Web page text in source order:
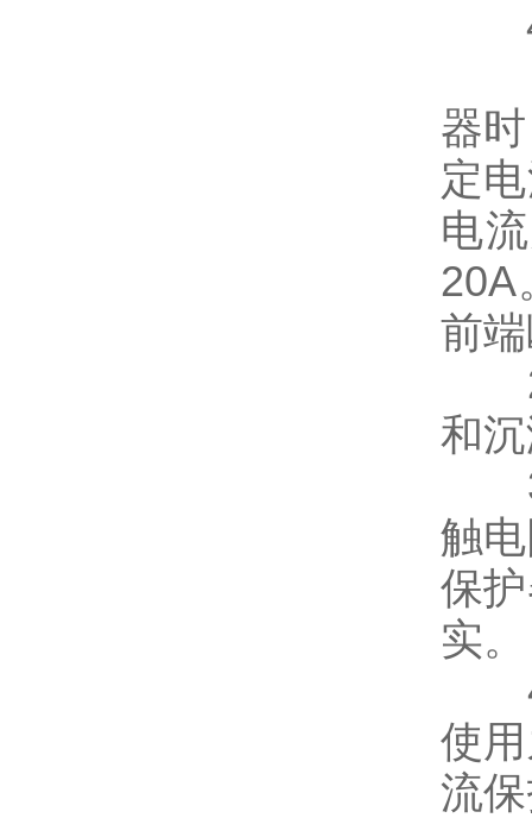
器
定
电
20A
前
2)
和
3)
触
保
实。
4)
使
流